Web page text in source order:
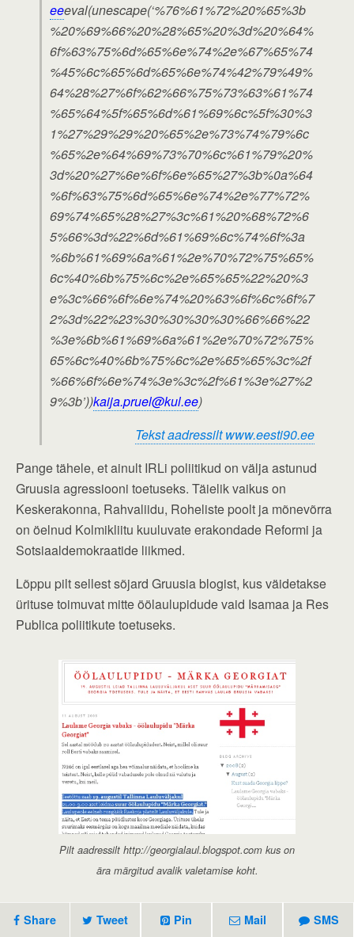
eeeval(unescape(‘%76%61%72%20%65%3b
%20%69%66%20%28%65%20%3d%20%64%
6f%63%75%6d%65%6e%74%2e%67%65%74
%45%6c%65%6d%65%6e%74%42%79%49%
64%28%27%6f%62%66%75%73%63%61%74
%65%64%5f%65%6d%61%69%6c%5f%30%3
1%27%29%29%20%65%2e%73%74%79%6c
%65%2e%64%69%73%70%6c%61%79%20%
3d%20%27%6e%6f%6e%65%27%3b%0a%64
%6f%63%75%6d%65%6e%74%2e%77%72%
69%74%65%28%27%3c%61%20%68%72%6
5%66%3d%22%6d%61%69%6c%74%6f%3a
%6b%61%69%6a%61%2e%70%72%75%65%
6c%40%6b%75%6c%2e%65%65%22%20%3
e%3c%66%6f%6e%74%20%63%6f%6c%6f%7
2%3d%22%23%30%30%30%30%66%66%22
%3e%6b%61%69%6a%61%2e%70%72%75%
65%6c%40%6b%75%6c%2e%65%65%3c%2f
%66%6f%6e%74%3e%3c%2f%61%3e%27%2
9%3b’))kaija.pruel@kul.ee)
Tekst aadressilt www.eesti90.ee
Pange tähele, et ainult IRLi poliitikud on välja astunud
Gruusia agressiooni toetuseks. Täielik vaikus on
Keskerakonna, Rahvaliidu, Roheliste poolt ja mõnevõrra
on öelnud Kolmikliitu kuuluvate erakondade Reformi ja
Sotsiaaldemokraatide liikmed.
Lõppu pilt sellest sõjard Gruusia blogist, kus väidetakse
ürituse toimuvat mitte öölaulupidude vaid Isamaa ja Res
Publica poliitikute toetuseks.
Pilt aadressilt http://georgialaul.blogspot.com kus on
ära märgitud avalik valetamise koht.
Share Tweet Pin Mail SMS